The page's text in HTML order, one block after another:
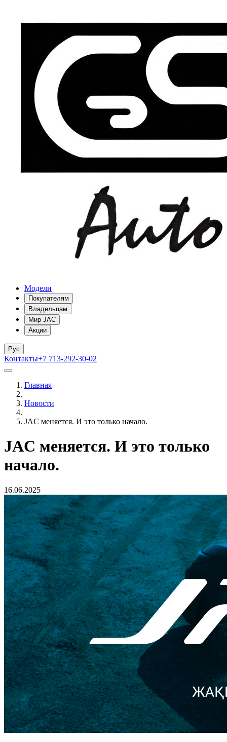
Модели
Покупателям
Владельцам
Мир JAC
Акции
Рус
Контакты+7 713-292-30-02
Главная
Новости
JAC меняется. И это только начало.
JAC меняется. И это только
начало.
16.06.2025